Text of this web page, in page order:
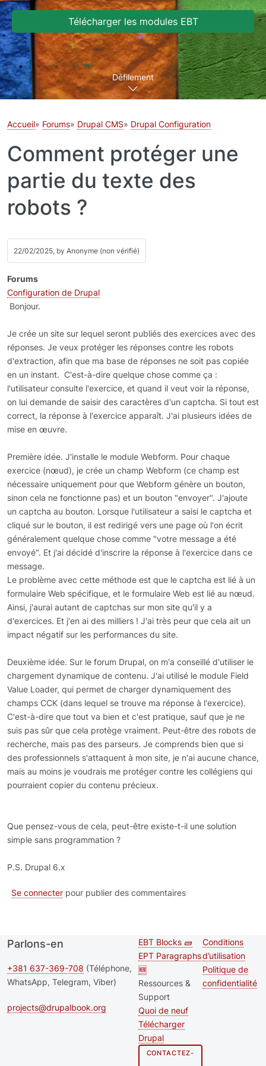
Télécharger les modules EBT
Défilement
Accueil Forums Drupal CMS Drupal Configuration
Comment protéger une
partie du texte des
robots ?
22/02/2025, by Anonyme (non vérifié)
Forums
Configuration de Drupal
Bonjour.
Je crée un site sur lequel seront publiés des exercices avec des
réponses. Je veux protéger les réponses contre les robots
d'extraction, afin que ma base de réponses ne soit pas copiée
en un instant. C'est-à-dire quelque chose comme ça :
l'utilisateur consulte l'exercice, et quand il veut voir la réponse,
on lui demande de saisir des caractères d'un captcha. Si tout est
correct, la réponse à l'exercice apparaît. J'ai plusieurs idées de
mise en œuvre.
Première idée. J'installe le module Webform. Pour chaque
exercice (nœud), je crée un champ Webform (ce champ est
nécessaire uniquement pour que Webform génère un bouton,
sinon cela ne fonctionne pas) et un bouton "envoyer". J'ajoute
un captcha au bouton. Lorsque l'utilisateur a saisi le captcha et
cliqué sur le bouton, il est redirigé vers une page où l'on écrit
généralement quelque chose comme "votre message a été
envoyé". Et j'ai décidé d'inscrire la réponse à l'exercice dans ce
message.
Le problème avec cette méthode est que le captcha est lié à un
formulaire Web spécifique, et le formulaire Web est lié au nœud.
Ainsi, j'aurai autant de captchas sur mon site qu'il y a
d'exercices. Et j'en ai des milliers ! J'ai très peur que cela ait un
impact négatif sur les performances du site.
Deuxième idée. Sur le forum Drupal, on m'a conseillé d'utiliser le
chargement dynamique de contenu. J'ai utilisé le module Field
Value Loader, qui permet de charger dynamiquement des
champs CCK (dans lequel se trouve ma réponse à l'exercice).
C'est-à-dire que tout va bien et c'est pratique, sauf que je ne
suis pas sûr que cela protège vraiment. Peut-être des robots de
recherche, mais pas des parseurs. Je comprends bien que si
des professionnels s'attaquent à mon site, je n'ai aucune chance,
mais au moins je voudrais me protéger contre les collégiens qui
pourraient copier du contenu précieux.
Que pensez-vous de cela, peut-être existe-t-il une solution
simple sans programmation ?
P.S. Drupal 6.x
Se connecter pour publier des commentaires
Parlons-en
+381 637-369-708 (Téléphone,
WhatsApp, Telegram, Viber)
projects@drupalbook.org
Second
footer
menu
EBT Blocks 🧱
EPT Paragraphs
🆕
Ressources &
Support
Quoi de neuf
Télécharger
Drupal
CONTACTEZ-
Footer
Conditions
d’utilisation
Politique de
confidentialité